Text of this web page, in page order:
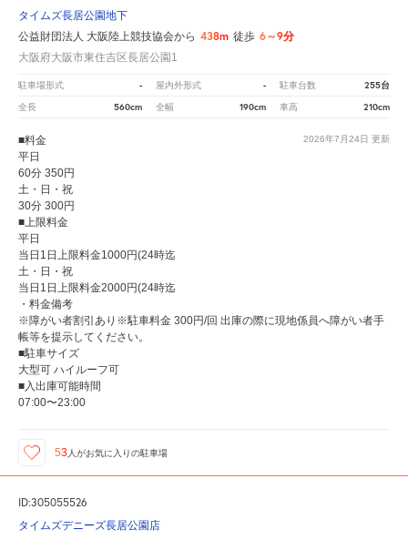
タイムズ長居公園地下
公益財団法人 大阪陸上競技協会から 438m 徒歩 6～9分
大阪府大阪市東住吉区長居公園1
駐車場形式 - 屋内外形式 - 駐車台数 255台
全長 560cm 全幅 190cm 車高 210cm
2026年7月24日 更新
■料金
平日
60分 350円
土・日・祝
30分 300円
■上限料金
平日
当日1日上限料金1000円(24時迄
土・日・祝
当日1日上限料金2000円(24時迄
・料金備考
※障がい者割引あり※駐車料金 300円/回 出庫の際に現地係員へ障がい者手
帳等を提示してください。
■駐車サイズ
大型可 ハイルーフ可
■入出庫可能時間
07:00〜23:00
53 人がお気に入りの駐車場
ID:305055526
タイムズデニーズ長居公園店